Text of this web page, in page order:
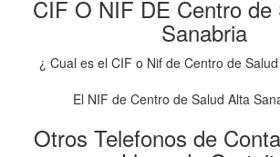
CIF O NIF DE Centro de
Sanabria
¿ Cual es el CIF o Nif de Centro de
El NIF de Centro de Salud Alta
Otros Telefonos de